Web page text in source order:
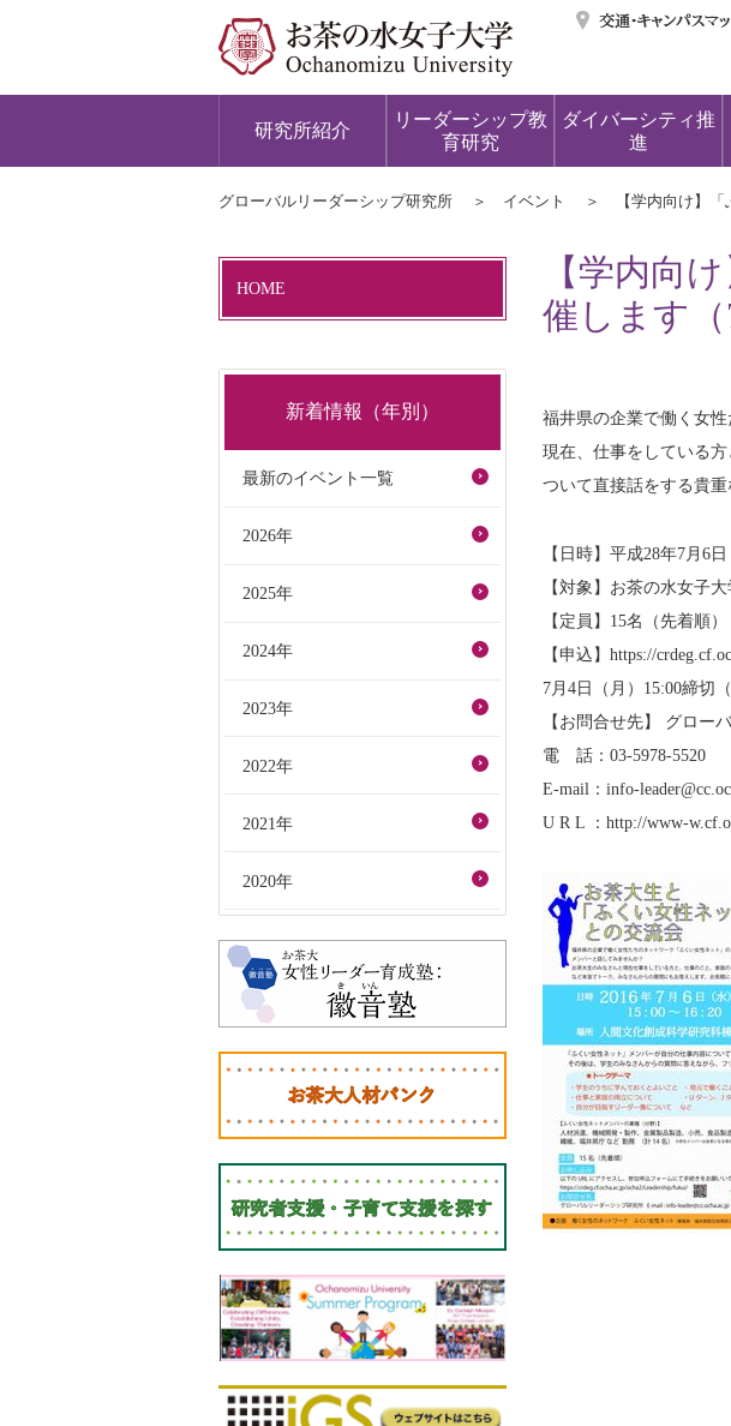
研究所紹介
リーダーシップ教
育研究
ダイバーシティ推
進
グローバルリーダーシップ研究所 イベント 【学内向け】
【学内向
催します（
福井県の企業で働く女
現在、仕事をしている
ついて直接話をする貴
【日時】平成28年7月6
【対象】お茶の水女子
【定員】15名（先着順）
【申込】https://
7月4日（月）15:00締切
【お問合せ先】 グロー
電 話：03-5978-5520
E-mail：info-
U R L ：http://www-
HOME
新着情報（年別）
最新のイベント一覧
2026年
2025年
2024年
2023年
2022年
2021年
2020年